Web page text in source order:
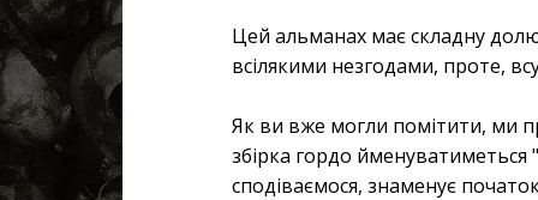
Цей альманах має складну
всілякими незгодами, проте,
Як ви вже могли помітити, ми
збірка гордо
сподіваємося, знаменує початок